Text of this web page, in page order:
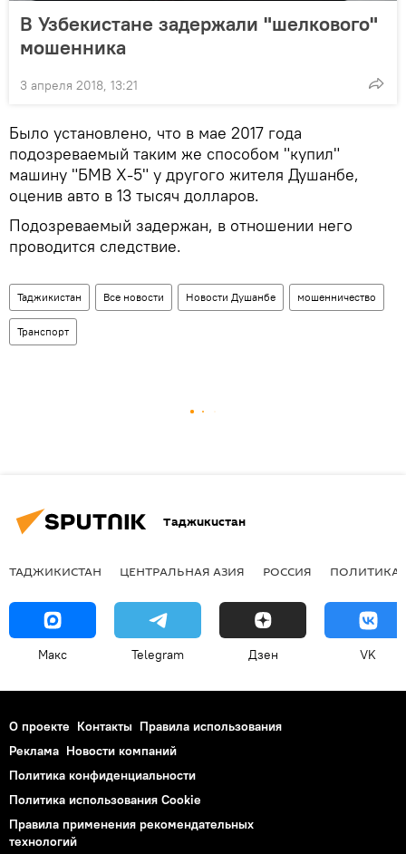
В Узбекистане задержали "шелкового"
мошенника
3 апреля 2018, 13:21
Было установлено, что в мае 2017 года
подозреваемый таким же способом "купил"
машину "БМВ X-5" у другого жителя Душанбе,
оценив авто в 13 тысяч долларов.
Подозреваемый задержан, в отношении него
проводится следствие.
Таджикистан Все новости Новости Душанбе мошенничество
Транспорт
Таджикистан
ТАДЖИКИСТАН ЦЕНТРАЛЬНАЯ АЗИЯ РОССИЯ ПОЛИТИКА
Макс Telegram Дзен VK
О проекте Контакты Правила использования
Реклама Новости компаний
Политика конфиденциальности
Политика использования Cookie
Правила применения рекомендательных
технологий